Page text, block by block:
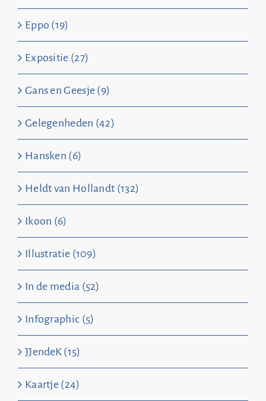
Eppo (19)
Expositie (27)
Gans en Geesje (9)
Gelegenheden (42)
Hansken (6)
Heldt van Hollandt (132)
Ikoon (6)
Illustratie (109)
In de media (52)
Infographic (5)
JJendeK (15)
Kaartje (24)